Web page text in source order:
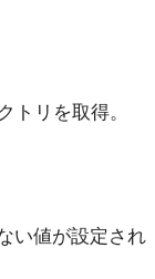
リを取得。
い値が設定され